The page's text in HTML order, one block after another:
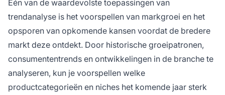
Eén van de waardevolste toepassingen van
trendanalyse is het voorspellen van markgroei en het
opsporen van opkomende kansen voordat de bredere
markt deze ontdekt. Door historische groeipatronen,
consumententrends en ontwikkelingen in de branche te
analyseren, kun je voorspellen welke
productcategorieën en niches het komende jaar sterk